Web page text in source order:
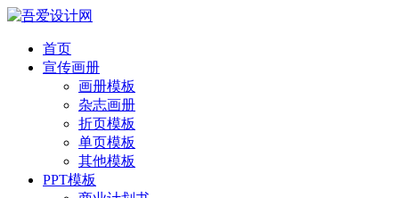
首页
宣传画册
画册模板
杂志画册
折页模板
单页模板
其他模板
PPT模板